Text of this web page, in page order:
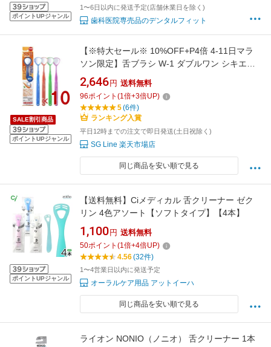
ポイントUPジャンル
1〜6日以内に発送予定(店舗休業日を除く)
歯科医院専売品のデンタルフィット
SALE割引商品
ポイントUPジャンル
【※特大セール※ 10%OFF+P4倍 4-11日マラ
ソン限定】舌ブラシ W-1 ダブルワン シキエン
舌クリーナー 舌磨き 口臭 予防 口臭対策 舌苔
舌 みがき ブラシ SHIKIEN 10個
2,646 円 送料無料
96ポイント (1倍+3倍UP)
5(6件)
ランキング入賞
平日12時までの注文で即日発送(土日祝除く)
SG Line 楽天市場店
同じ商品を安い順で見る
ポイントUPジャンル
【送料無料】Ciメディカル 舌クリーナー ゼク
リン 4色アソート【ソフトタイプ】【4本】
1,100 円 送料無料
50ポイント (1倍+4倍UP)
4.56(32件)
1〜4営業日以内に発送予定
オーラルケア用品 アットイーハ
同じ商品を安い順で見る
ライオン NONIO（ノニオ） 舌クリーナー 1本